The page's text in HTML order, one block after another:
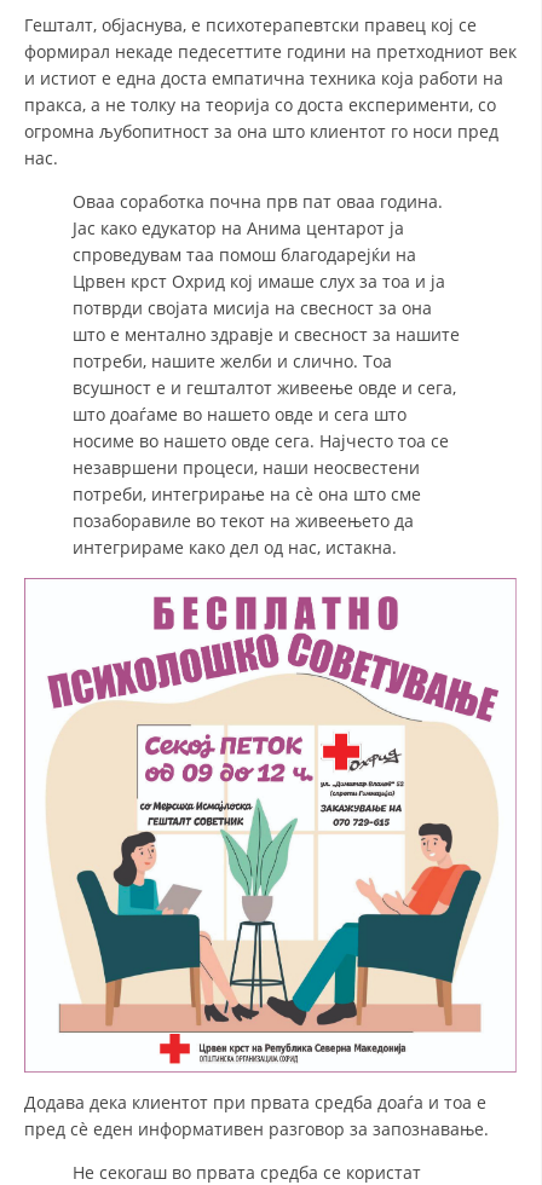
Гешталт, објаснува, е психотерапевтски правец кој се
формирал некаде педесеттите години на претходниот век
и истиот е една доста емпатична техника која работи на
пракса, а не толку на теорија со доста експерименти, со
огромна љубопитност за она што клиентот го носи пред
нас.
Оваа соработка почна прв пат оваа година.
Јас како едукатор на Анима центарот ја
спроведувам таа помош благодарејќи на
Црвен крст Охрид кој имаше слух за тоа и ја
потврди својата мисија на свесност за она
што е ментално здравје и свесност за нашите
потреби, нашите желби и слично. Тоа
всушност е и гешталтот живеење овде и сега,
што доаѓаме во нашето овде и сега што
носиме во нашето овде сега. Најчесто тоа се
незавршени процеси, наши неосвестени
потреби, интегрирање на сè она што сме
позаборавиле во текот на живеењето да
интегрираме како дел од нас, истакна.
Додава дека клиентот при првата средба доаѓа и тоа е
пред сè еден информативен разговор за запознавање.
Не секогаш во првата средба се користат